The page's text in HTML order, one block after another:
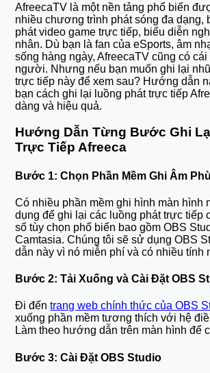
AfreecaTV là một nền tảng phổ biến
nhiều chương trình phát sóng đa dạng,
phát video game trực tiếp, biểu diễn
nhân. Dù bạn là fan của eSports, âm
sống hàng ngày, AfreecaTV cũng có
người. Nhưng nếu bạn muốn ghi lại
trực tiếp này để xem sau? Hướng dẫn
bạn cách ghi lại luồng phát trực tiếp
dàng và hiệu quả.
Hướng Dẫn Từng Bước Ghi
Trực Tiếp Afreeca
Bước 1: Chọn Phần Mềm Ghi Âm
Có nhiều phần mềm ghi hình màn hình
dụng để ghi lại các luồng phát trực tiếp
số tùy chọn phổ biến bao gồm OBS
Camtasia. Chúng tôi sẽ sử dụng OBS
dẫn này vì nó miễn phí và có nhiều tính
Bước 2: Tải Xuống và Cài Đặt OBS
Đi đếntrang web chính thức của OBS
xuống phần mềm tương thích với hệ
Làm theo hướng dẫn trên màn hình để
Bước 3: Cài Đặt OBS Studio